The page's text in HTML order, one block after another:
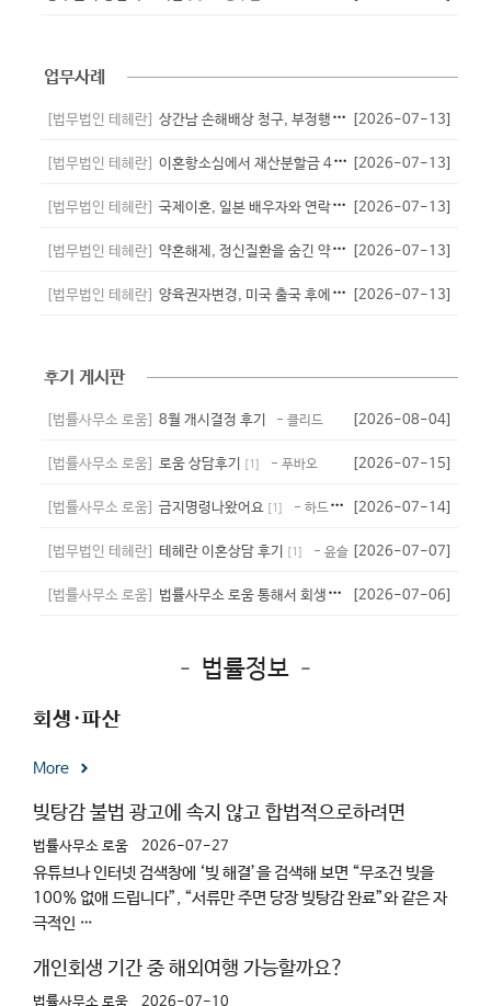
업무사례
[법무법인 테헤란] 상간남 손해배상 청구, 부정행위 입증으로 위자료 2,500만원 인정된 사... [2026-07-13]
[법무법인 테헤란] 이혼항소심에서 재산분할금 4,200만 원을 인정받은 사례 [2026-07-13]
[법무법인 테헤란] 국제이혼, 일본 배우자와 연락두절 후 국외송달로 이혼 인용된 사례 [2026-07-13]
[법무법인 테헤란] 약혼해제, 정신질환을 숨긴 약혼자의 귀책사유를 입증해 위자료를 인정받은 ... [2026-07-13]
[법무법인 테헤란] 양육권자변경, 미국 출국 후에도 자녀의 복리를 인정받아 양육자 변경 성공... [2026-07-13]
후기 게시판
[법률사무소 로움] 8월 개시결정 후기 - 클리드 [2026-08-04]
[법률사무소 로움] 로움 상담후기 [1 ] - 푸바오 [2026-07-15]
[법률사무소 로움] 금지명령나왔어요 [1 ] - 하드타임 [2026-07-14]
[법무법인 테헤란] 테헤란 이혼상담 후기 [1 ] - 윤슬 [2026-07-07]
[법률사무소 로움] 법률사무소 로움 통해서 회생성공 [1] - 하이
[2026-07-06]
– 법률정보 –
회생·파산
More
빚탕감 불법 광고에 속지 않고 합법적으로하려면
법률사무소 로움 2026-07-27
유튜브나 인터넷 검색창에 ‘빚 해결’을 검색해 보면 “무조건 빚을
100% 없애 드립니다”, “서류만 주면 당장 빚탕감 완료”와 같은 자
극적인 …
개인회생 기간 중 해외여행 가능할까요?
법률사무소 로움 2026-07-10